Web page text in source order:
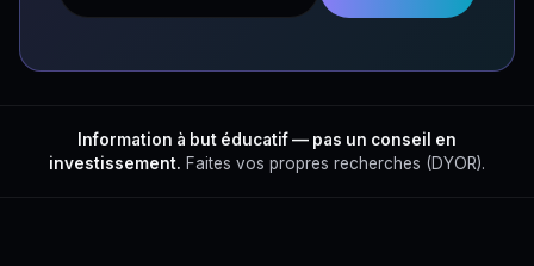
Information à but éducatif — pas un conseil en
investissement. Faites vos propres recherches (DYOR).